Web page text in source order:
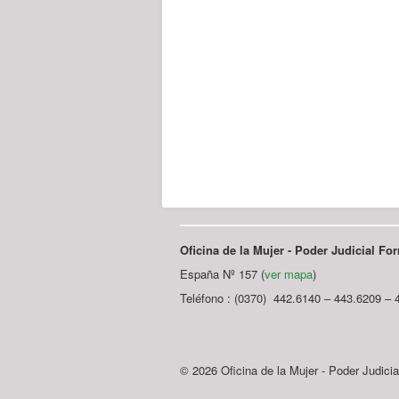
Oficina de la Mujer - Poder Judicial
España Nº 157 (ver mapa)
Teléfono : (0370) 442.6140 – 443.6209 –
© 2026 Oficina de la Mujer - Poder